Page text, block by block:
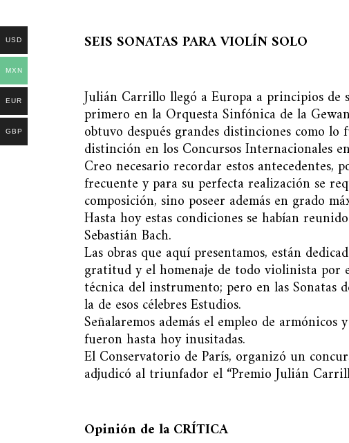
SEIS SONATAS PARA VIOLÍN SOLO
Julián Carrillo llegó a Europa a principios
primero en la Orquesta Sinfónica de la
obtuvo después grandes distinciones como
distinción en los Concursos Internacionales
Creo necesario recordar estos
frecuente y para su perfecta realización se
composición, sino poseer además en grado
Hasta hoy estas condiciones se habían
Sebastián Bach.
Las obras que aquí presentamos, están
gratitud y el homenaje de todo violinista por
técnica del instrumento; pero en las Sonatas
la de esos célebres Estudios.
Señalaremos además el empleo de
fueron hasta hoy inusitadas.
El Conservatorio de París, organizó un
adjudicó al triunfador el “Premio Julián
Opinión de la CRÍTICA
USD
MXN
EUR
GBP